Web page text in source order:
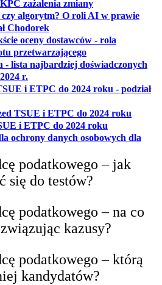
zażalenia zmianyotwiera się w
algorytm? O roli AI w prawie
Chodorekotwiera się w nowej karcie
oceny dostawców - rola
przetwarzającegootwiera się w
- lista najbardziej doświadczonych
r.
i ETPC do 2024 roku - podział
się w nowej karcie
TSUE i ETPC do 2024 roku
i ETPC do 2024 roku
ochrony danych osobowych dla
nowej karcie
podatkowego – jak
się do testów?
podatkowego – na co
kazusy?
podatkowego – którą
kandydatów?